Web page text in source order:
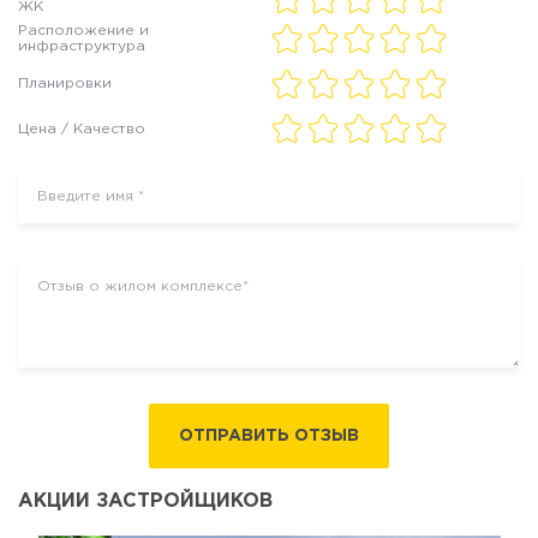
ЖК
Расположение и
инфраструктура
Планировки
Цена / Качество
ОТПРАВИТЬ ОТЗЫВ
АКЦИИ ЗАСТРОЙЩИКОВ